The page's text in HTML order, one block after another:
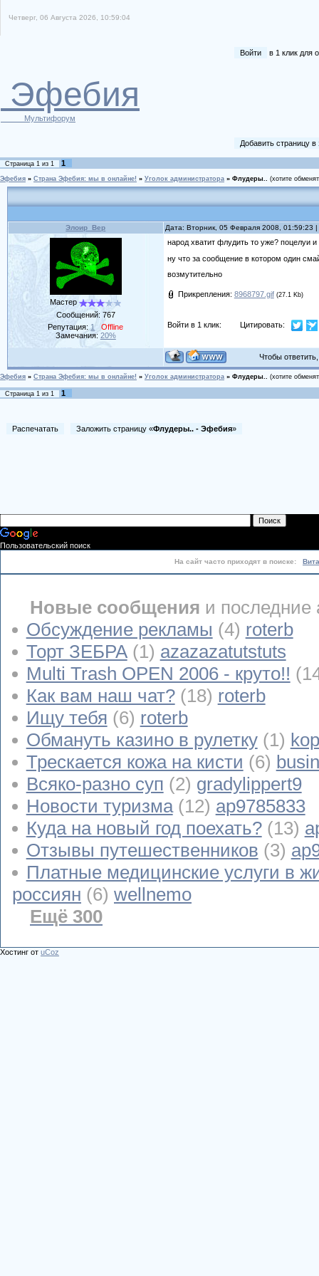
Четверг, 06 Августа 2026, 10:59:04
Войти в 1 клик для
Эфебия
Мультифорум
Добавить страницу
Страница 1 из 1 1
Эфебия » Страна Эфебия: мы в онлайне! » Уголок администратора » Флудеры.. (хотите
Элоир_Вер Дата: Вторник, 05 Февраля 2008,
Мастер
Сообщений: 767
Репутация: 1
Offline
Замечания: 20%
народ хватит флудить то уже? поцелуи
ну что за сообщение в котором один
возмутительно
Прикрепления: 8968797.gif (27.1 Kb)
Войти в 1 клик: Цитировать:
Чтобы
Эфебия » Страна Эфебия: мы в онлайне! » Уголок администратора » Флудеры.. (хотите
Страница 1 из 1 1
Распечатать Заложить страницу «Флудеры.. - Эфебия»
Пользовательский поиск
На сайт часто приходят в поиске:
Новые сообщения и последние
Обсуждение рекламы (4) roterb
Торт ЗЕБРА (1) azazazatutstuts
Multi Trash OPEN 2006 - круто!!
Как вам наш чат? (18) roterb
Ищу тебя (6) roterb
Обмануть казино в рулетку (1)
Трескается кожа на кисти (6)
Всяко-разно суп (2) gradylippert9
Новости туризма (12) ap9785833
Куда на новый год поехать? (13)
Отзывы путешественников (3)
Платные медицинские услуги в
россиян (6) wellnemo
Ещё 300
Хостинг от uCoz